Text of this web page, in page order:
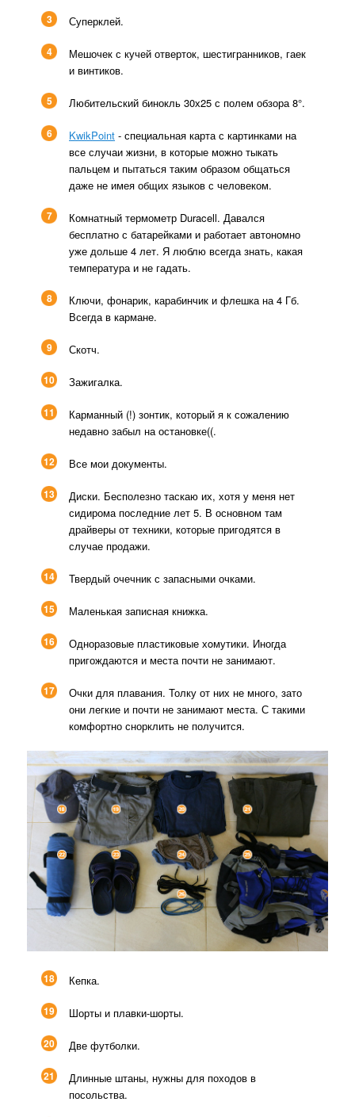
Суперклей.
3
Мешочек с кучей отверток, шестигранников, гаек
и винтиков.
4
Любительский бинокль 30х25 с полем обзора 8°.
5
KwikPoint - специальная карта с картинками на
все случаи жизни, в которые можно тыкать
пальцем и пытаться таким образом общаться
даже не имея общих языков с человеком.
6
Комнатный термометр Duracell. Давался
бесплатно с батарейками и работает автономно
уже дольше 4 лет. Я люблю всегда знать, какая
температура и не гадать.
7
Ключи, фонарик, карабинчик и флешка на 4 Гб.
Всегда в кармане.
8
Скотч.
9
Зажигалка.
10
Карманный (!) зонтик, который я к сожалению
недавно забыл на остановке((.
11
Все мои документы.
12
Диски. Бесполезно таскаю их, хотя у меня нет
сидирома последние лет 5. В основном там
драйверы от техники, которые пригодятся в
случае продажи.
13
Твердый очечник с запасными очками.
14
Маленькая записная книжка.
15
Одноразовые пластиковые хoмутики. Иногда
пригождаются и места почти не занимают.
16
Очки для плавания. Толку от них не много, зато
они легкие и почти не занимают места. С такими
комфортно снорклить не получится.
17
Кепка.
18
Шорты и плавки-шорты.
19
Две футболки.
20
Длинные штаны, нужны для походов в
посольства.
21